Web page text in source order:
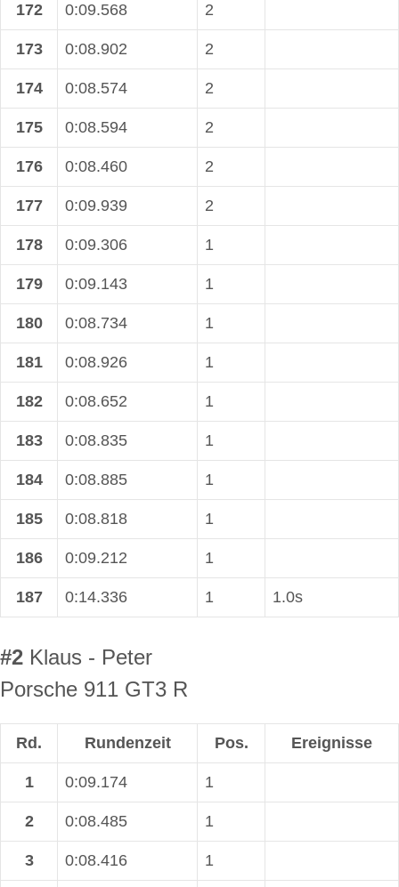
172 0:09.568 2
173 0:08.902 2
174 0:08.574 2
175 0:08.594 2
176 0:08.460 2
177 0:09.939 2
178 0:09.306 1
179 0:09.143 1
180 0:08.734 1
181 0:08.926 1
182 0:08.652 1
183 0:08.835 1
184 0:08.885 1
185 0:08.818 1
186 0:09.212 1
187 0:14.336 1 1.0s
#2 Klaus - Peter
Porsche 911 GT3 R
Rd. Rundenzeit Pos. Ereignisse
1 0:09.174 1
2 0:08.485 1
3 0:08.416 1